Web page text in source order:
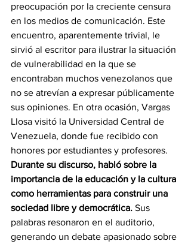
preocupación por la creciente censura
en los medios de comunicación. Este
encuentro, aparentemente trivial, le
sirvió al escritor para ilustrar la situación
de vulnerabilidad en la que se
encontraban muchos venezolanos que
no se atrevían a expresar públicamente
sus opiniones. En otra ocasión, Vargas
Llosa visitó la Universidad Central de
Venezuela, donde fue recibido con
honores por estudiantes y profesores.
Durante su discurso, habló sobre la
importancia de la educación y la cultura
como herramientas para construir una
sociedad libre y democrática. Sus
palabras resonaron en el auditorio,
generando un debate apasionado sobre